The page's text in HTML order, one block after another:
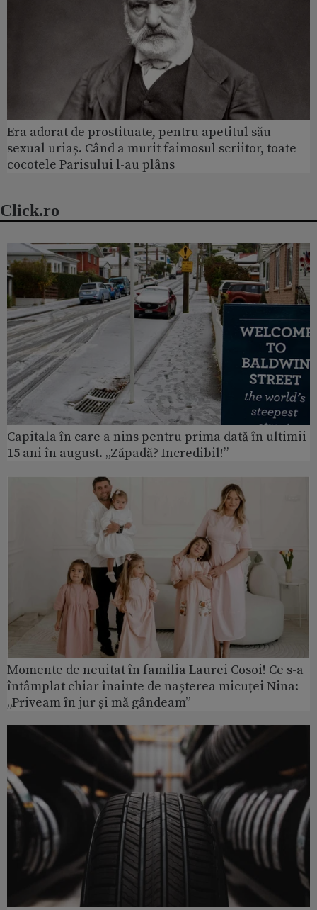
Era adorat de prostituate, pentru apetitul său
sexual uriaș. Când a murit faimosul scriitor, toate
cocotele Parisului l-au plâns
Click.ro
Capitala în care a nins pentru prima dată în ultimii
15 ani în august. „Zăpadă? Incredibil!”
Momente de neuitat în familia Laurei Cosoi! Ce s-a
întâmplat chiar înainte de nașterea micuței Nina:
„Priveam în jur și mă gândeam”